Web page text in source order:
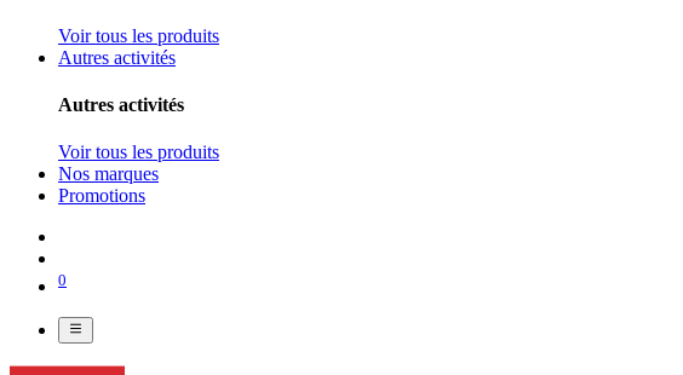
Voir tous les produits
Autres activités
Autres activités
Voir tous les produits
Nos marques
Promotions
0